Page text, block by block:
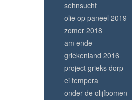
sehnsucht
olie op paneel 2019
zomer 2018
am ende
griekenland 2016
project grieks dorp
ei tempera
onder de olijfbomen